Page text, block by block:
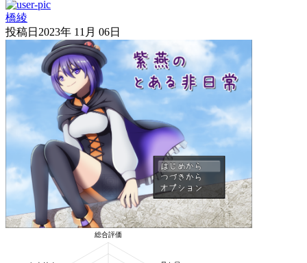
橋綾
投稿日 2023年 11月 06日